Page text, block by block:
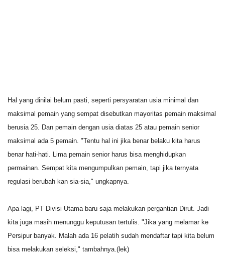
Hal yang dinilai belum pasti, seperti persyaratan usia minimal dan
maksimal pemain yang sempat disebutkan mayoritas pemain maksimal
berusia 25. Dan pemain dengan usia diatas 25 atau pemain senior
maksimal ada 5 pemain. "Tentu hal ini jika benar belaku kita harus
benar hati-hati. Lima pemain senior harus bisa menghidupkan
permainan. Sempat kita mengumpulkan pemain, tapi jika ternyata
regulasi berubah kan sia-sia," ungkapnya.
Apa lagi, PT Divisi Utama baru saja melakukan pergantian Dirut. Jadi
kita juga masih menunggu keputusan tertulis. "Jika yang melamar ke
Persipur banyak. Malah ada 16 pelatih sudah mendaftar tapi kita belum
bisa melakukan seleksi," tambahnya.(lek)